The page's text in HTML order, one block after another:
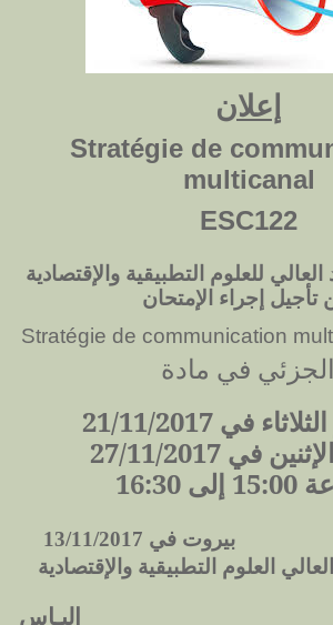
إعلان
Stratégie de
multicanal
ESC122
للعلوم التطبيقية والإقتصادية
Stratégie de communication
الجزئي في مادة
في 21/11/2017
بيروت في 13/11/2017
العلوم التطبيقية والإقتصادية
إليـاس